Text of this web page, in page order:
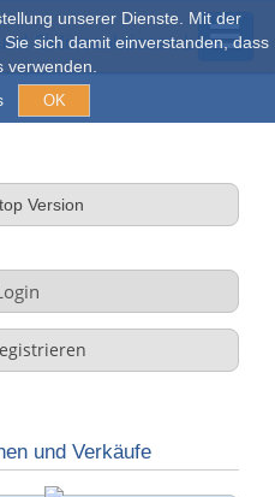
unserer Dienste. Mit der
sich damit einverstanden, dass
verwenden.
OK
Version
und Verkäufe